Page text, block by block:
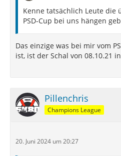
Kenne tatsächlich Leute
PSD-Cup bei uns hängen
Das einzige was bei mir vom
ist, ist der Schal von 08.10.21
Pillenchris
Champions League
20. Juni 2024 um 20:27